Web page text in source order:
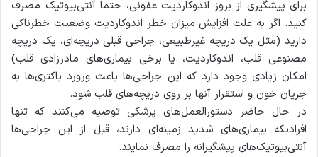
برای پیشگیری از بروز اندوکاردیت عفونی، حتما آنتی‌بیوتیک مصرف
کنید. اگر به علت افزایش میزان خطر اندوکاردیت وضعیت خطرناکی
دارید (مثل یک دریچه غیرطبیعی، جراحی قبلی دریچه‌ای، یک دریچه
مصنوعی قلب، اندوکاردیت، یا برخی بیماری‌های مادرزادی قلب)
امکان زیادی وجود دارد که این جراحی‌ها باعث ورورد باکتری‌ها به
جریان خون و استقرار آنها بر روی دریچه‌های قلب شود.
در حال حاضر دستورالعمل‌های پزشکی توصیه می‌کنند که تنها
افرادیکه بیماری‌های شدید زمینه‌ای دارند، قبل از این جراحی‌ها
آنتی‌بیوتیک‌های پیشگیرانه را مصرف نمایند.